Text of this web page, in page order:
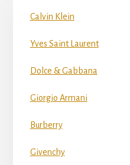
Calvin Klein
Yves Saint Laurent
Dolce & Gabbana
Giorgio Armani
Burberry
Givenchy